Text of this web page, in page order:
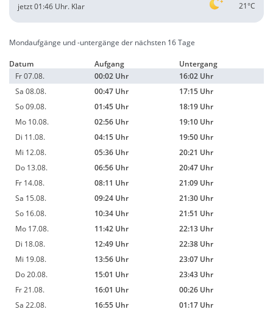
21°C
jetzt 01:46 Uhr. Klar
Mondaufgänge und -untergänge der nächsten 16 Tage
Datum Aufgang
Untergang
Fr 07.08.
00:02 Uhr
16:02 Uhr
Sa 08.08.
00:47 Uhr
17:15 Uhr
So 09.08.
01:45 Uhr
18:19 Uhr
Mo 10.08.
02:56 Uhr
19:10 Uhr
Di 11.08.
04:15 Uhr
19:50 Uhr
Mi 12.08.
05:36 Uhr
20:21 Uhr
Do 13.08.
06:56 Uhr
20:47 Uhr
Fr 14.08.
08:11 Uhr
21:09 Uhr
Sa 15.08.
09:24 Uhr
21:30 Uhr
So 16.08.
10:34 Uhr
21:51 Uhr
Mo 17.08.
11:42 Uhr
22:13 Uhr
Di 18.08.
12:49 Uhr
22:38 Uhr
Mi 19.08.
13:56 Uhr
23:07 Uhr
Do 20.08.
15:01 Uhr
23:43 Uhr
Fr 21.08.
16:01 Uhr
00:26 Uhr
Sa 22.08.
16:55 Uhr 01:17 Uhr